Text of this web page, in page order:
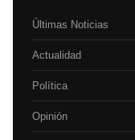
Últimas Noticias
Actualidad
Política
Opinión